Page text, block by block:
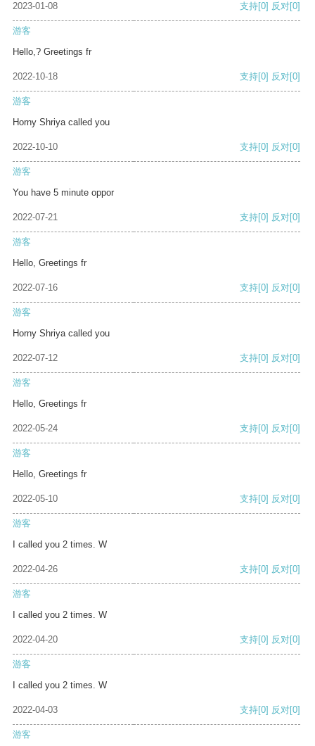
2023-01-08 支持[0] 反对[0]
游客
Hello,? Greetings fr
2022-10-18 支持[0] 反对[0]
游客
Horny Shriya called you
2022-10-10 支持[0] 反对[0]
游客
You have 5 minute oppor
2022-07-21 支持[0] 反对[0]
游客
Hello, Greetings fr
2022-07-16 支持[0] 反对[0]
游客
Horny Shriya called you
2022-07-12 支持[0] 反对[0]
游客
Hello, Greetings fr
2022-05-24 支持[0] 反对[0]
游客
Hello, Greetings fr
2022-05-10 支持[0] 反对[0]
游客
I called you 2 times. W
2022-04-26 支持[0] 反对[0]
游客
I called you 2 times. W
2022-04-20 支持[0] 反对[0]
游客
I called you 2 times. W
2022-04-03 支持[0] 反对[0]
游客